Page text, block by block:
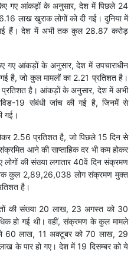
गए आंकड़ों के अनुसार, देश में पिछले 24
लाख खुराक लोगों को दी गई। दुनिया में
गई हैं। देश में अभी तक कुल 28.87 करोड़
गए आंकड़ों के अनुसार, देश में उपचाराधीन
है, जो कुल मामलों का 2.21 प्रतिशत है।
प्रतिशत है। आंकड़ों के अनुसार, देश में अभी
19 संबंधी जांच की गई है, जिनमें से
गई।
2.56 प्रतिशत है, जो पिछले 15 दिन से
आने की साप्ताहिक दर भी कम होकर
की संख्या लगातार 40वें दिन संक्रमण
कुल 2,89,26,038 लोग संक्रमण मुक्त
है।
की संख्या 20 लाख, 23 अगस्त को 30
हो गई थी। वहीं, संक्रमण के कुल मामले
60 लाख, 11 अक्टूबर को 70 लाख, 29
के पार हो गए। देश में 19 दिसम्बर को ये